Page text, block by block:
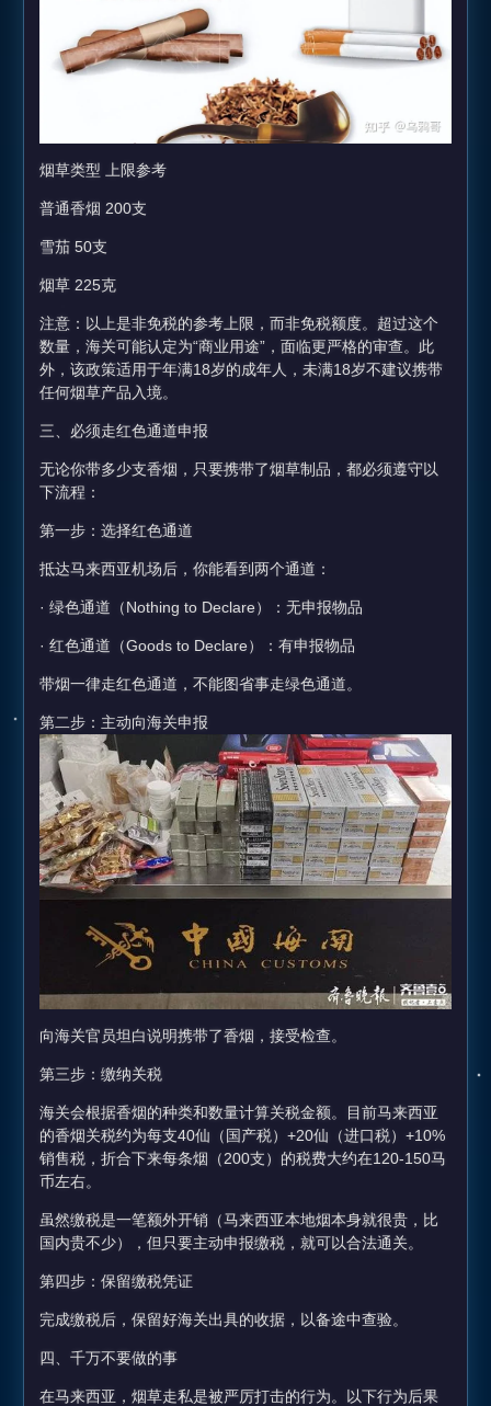
烟草类型 上限参考
普通香烟 200支
雪茄 50支
烟草 225克
注意：以上是非免税的参考上限，而非免税额度。超过这个
数量，海关可能认定为“商业用途”，面临更严格的审查。此
外，该政策适用于年满18岁的成年人，未满18岁不建议携带
任何烟草产品入境。
三、必须走红色通道申报
无论你带多少支香烟，只要携带了烟草制品，都必须遵守以
下流程：
第一步：选择红色通道
抵达马来西亚机场后，你能看到两个通道：
· 绿色通道（Nothing to Declare）：无申报物品
· 红色通道（Goods to Declare）：有申报物品
带烟一律走红色通道，不能图省事走绿色通道。
第二步：主动向海关申报
向海关官员坦白说明携带了香烟，接受检查。
第三步：缴纳关税
海关会根据香烟的种类和数量计算关税金额。目前马来西亚
的香烟关税约为每支40仙（国产税）+20仙（进口税）+10%
销售税，折合下来每条烟（200支）的税费大约在120-150马
币左右。
虽然缴税是一笔额外开销（马来西亚本地烟本身就很贵，比
国内贵不少），但只要主动申报缴税，就可以合法通关。
第四步：保留缴税凭证
完成缴税后，保留好海关出具的收据，以备途中查验。
四、千万不要做的事
在马来西亚，烟草走私是被严厉打击的行为。以下行为后果